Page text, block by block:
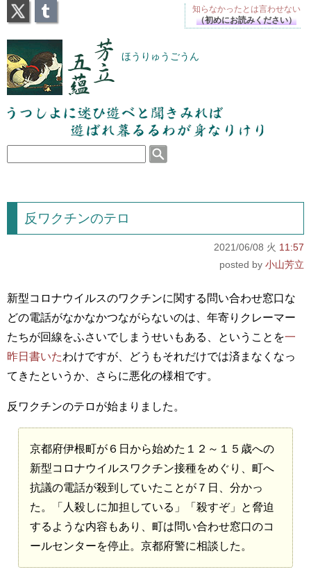
芳立五蘊 ほうりゅうごうん
うつしよに迷ひ遊べと聞きみれば遊ばれ暮るるわが
身なりけり
反ワクチンのテロ
2021/06/08 火 11:57
小山芳立
新型コロナウイルスのワクチンに関する問い合わせ窓口な
どの電話がなかなかつながらないのは、年寄りクレーマー
たちが回線をふさいでしまうせいもある、ということを一
昨日書いたわけですが、どうもそれだけでは済まなくなっ
てきたというか、さらに悪化の様相です。
反ワクチンのテロが始まりました。
京都府伊根町が６日から始めた１２～１５歳への
新型コロナウイルスワクチン接種をめぐり、町へ
抗議の電話が殺到していたことが７日、分かっ
た。「人殺しに加担している」「殺すぞ」と脅迫
するような内容もあり、町は問い合わせ窓口のコ
ールセンターを停止。京都府警に相談した。
知らなかったとは言わせない
（初めにお読みください）
X Tumblr